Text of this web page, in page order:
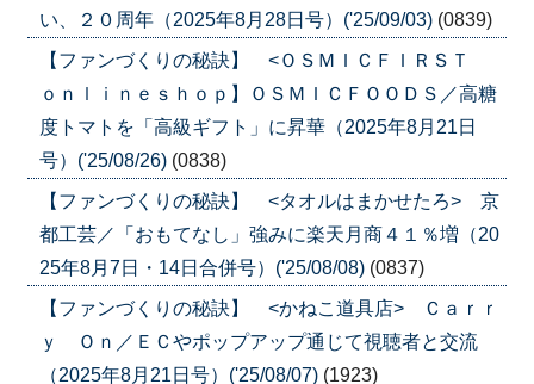
い、２０周年（2025年8月28日号）('25/09/03) (0839)
【ファンづくりの秘訣】 <ＯＳＭＩＣＦＩＲＳＴ
ｏｎｌｉｎｅｓｈｏｐ】ＯＳＭＩＣＦＯＯＤＳ／高糖
度トマトを「高級ギフト」に昇華（2025年8月21日
号）('25/08/26) (0838)
【ファンづくりの秘訣】 <タオルはまかせたろ> 京
都工芸／「おもてなし」強みに楽天月商４１％増（20
25年8月7日・14日合併号）('25/08/08) (0837)
【ファンづくりの秘訣】 <かねこ道具店> Ｃａｒｒ
ｙ Ｏｎ／ＥＣやポップアップ通じて視聴者と交流
（2025年8月21日号）('25/08/07) (1923)